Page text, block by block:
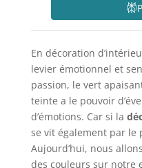
En décoration
levier émotionnel et
passion, le vert
teinte a le pouvoir
d’émotions. Car si la
se vit également par le
Aujourd’hui, nous
des couleurs sur notre